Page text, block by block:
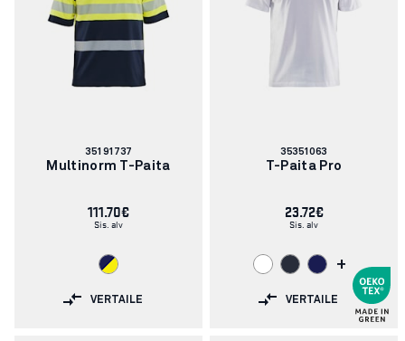
Tuotenumero:
35191737
Multinorm T-Paita
111.70€
Sis. alv
VERTAILE
Tuotenumero:
35351063
T-Paita Pro
23.72€
Sis. alv
+
VERTAILE